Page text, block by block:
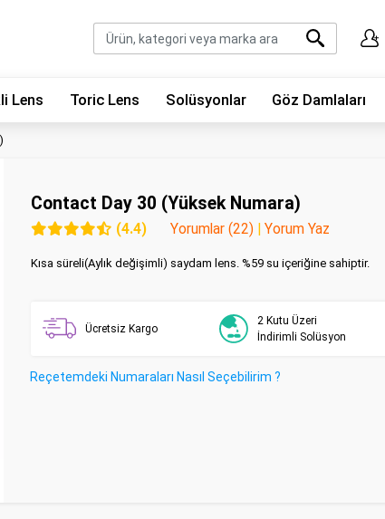
Lens Toric Lens Solüsyonlar Göz Damlaları
Contact Day 30 (Yüksek Numara)
(4.4) Yorumlar (22) Yorum Yaz
Kısa süreli(Aylık değişimli) saydam lens. %59 su içeriğine sahiptir.
Ücretsiz Kargo
2 Kutu Üzeri
İndirimli Solüsyon
Reçetemdeki Numaraları Nasıl Seçebilirim ?